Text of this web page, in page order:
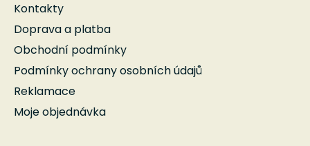
Kontakty
Doprava a platba
Obchodní podmínky
Podmínky ochrany osobních údajů
Reklamace
Moje objednávka